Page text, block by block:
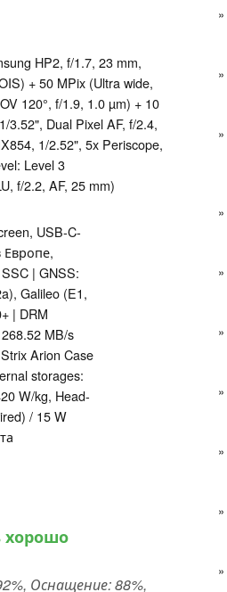
HP2, f/1.7, 23 mm,
+ 50 MPix (Ultra wide,
120°, f/1.9, 1.0 µm) + 10
3.52", Dual Pixel AF, f/2.4,
1/2.52", 5x Periscope,
Level 3
f/2.2, AF, 25 mm)
USB-C-
Европе,
| GNSS:
Galileo (E1,
| DRM
MB/s
Arion Case
storages:
W/kg, Head-
/ 15 W
хорошо
Оснащение: 88%,